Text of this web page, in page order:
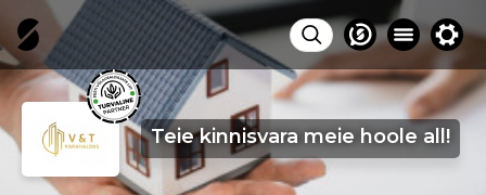
Teie kinnisvara meie hoole all!